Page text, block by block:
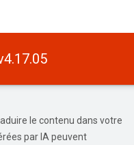
le contenu dans votre
par IA peuvent